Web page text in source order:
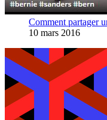
Comment partager
10 mars 2016